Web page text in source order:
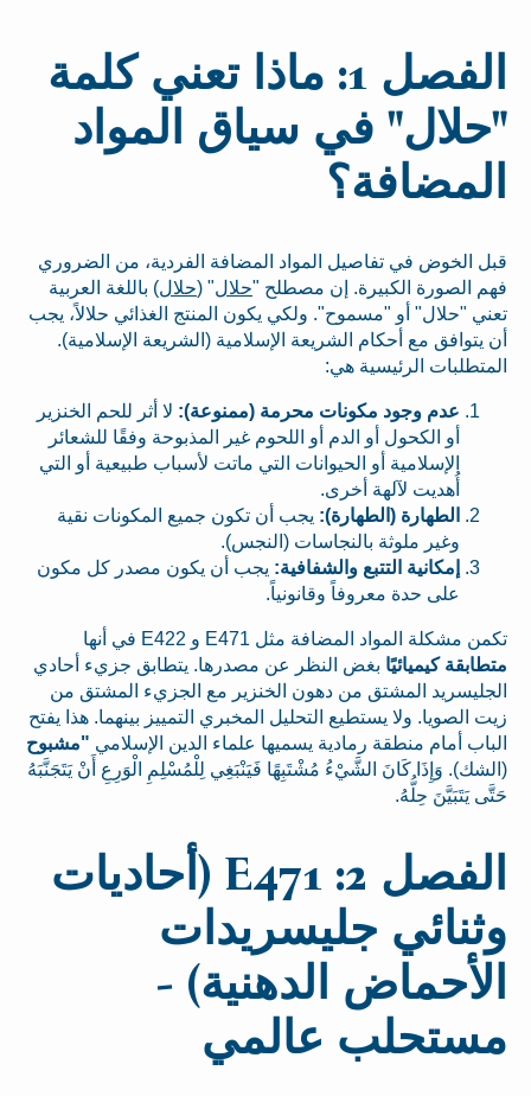
الفصل 1: ماذا تعني كلمة
"حلال" في سياق المواد
المضافة؟
قبل الخوض في تفاصيل المواد المضافة الفردية، من الضروري
فهم الصورة الكبيرة. إن مصطلح "حلال" (حلال) باللغة العربية
تعني "حلال" أو "مسموح". ولكي يكون المنتج الغذائي حلالاً، يجب
أن يتوافق مع أحكام الشريعة الإسلامية (الشريعة الإسلامية).
المتطلبات الرئيسية هي:
عدم وجود مكونات محرمة (ممنوعة): لا أثر للحم الخنزير
أو الكحول أو الدم أو اللحوم غير المذبوحة وفقًا للشعائر
الإسلامية أو الحيوانات التي ماتت لأسباب طبيعية أو التي
أُهديت لآلهة أخرى.
الطهارة (الطهارة): يجب أن تكون جميع المكونات نقية
وغير ملوثة بالنجاسات (النجس).
إمكانية التتبع والشفافية: يجب أن يكون مصدر كل مكون
على حدة معروفاً وقانونياً.
تكمن مشكلة المواد المضافة مثل E471 و E422 في أنها
متطابقة كيميائيًا بغض النظر عن مصدرها. يتطابق جزيء أحادي
الجليسريد المشتق من دهون الخنزير مع الجزيء المشتق من
زيت الصويا. ولا يستطيع التحليل المخبري التمييز بينهما. هذا يفتح
الباب أمام منطقة رمادية يسميها علماء الدين الإسلامي "مشبوح
(الشك). وَإِذَا كَانَ الشَّيْءُ مُشْتَبِهًا فَيَنْبَغِي لِلْمُسْلِمِ الْوَرِعِ أَنْ يَتَجَنَّبَهُ
حَتَّى يَتَبَيَّنَ حِلُّهُ.
الفصل 2: E471 (أحاديات
وثنائي جليسريدات
الأحماض الدهنية) -
مستحلب عالمي